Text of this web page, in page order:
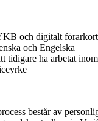
och digitalt förarkort
och Engelska
tidigare ha arbetat
består av